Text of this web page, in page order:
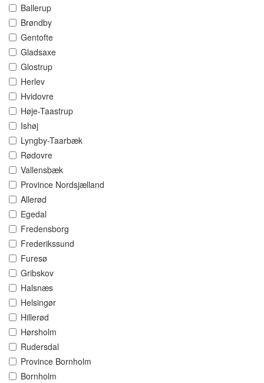
Ballerup
Brøndby
Gentofte
Gladsaxe
Glostrup
Herlev
Hvidovre
Høje-Taastrup
Ishøj
Lyngby-Taarbæk
Rødovre
Vallensbæk
Province Nordsjælland
Allerød
Egedal
Fredensborg
Frederikssund
Furesø
Gribskov
Halsnæs
Helsingør
Hillerød
Hørsholm
Rudersdal
Province Bornholm
Bornholm